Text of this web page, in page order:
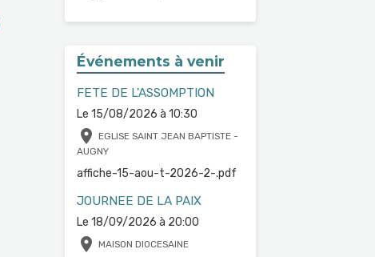
Événements à venir
FETE DE L'ASSOMPTION
Le 15/08/2026 à 10:30
EGLISE SAINT JEAN BAPTISTE -
AUGNY
affiche-15-aou-t-2026-2-.pdf
JOURNEE DE LA PAIX
Le 18/09/2026 à 20:00
MAISON DIOCESAINE